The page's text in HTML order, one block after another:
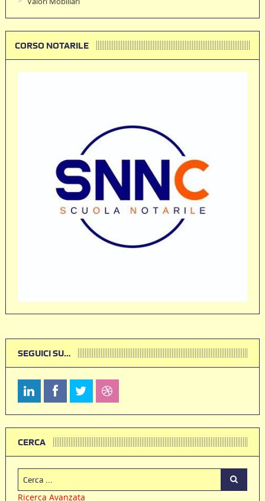
CORSO NOTARILE
SEGUICI SU…
CERCA
Ricerca Avanzata